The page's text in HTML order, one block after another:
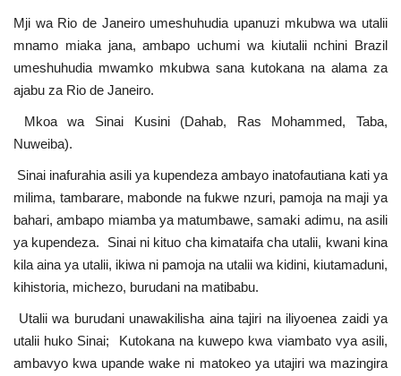
Udhamini wa Nasser
Nyaraka na Marejeleo
Waanzilishi
Nyaraka
Nafasi
Washiriki
Video
Mji wa Rio de Janeiro umeshuhudia upanuzi mkubwa wa utalii
mnamo miaka jana, ambapo uchumi wa kiutalii nchini Brazil
umeshuhudia mwamko mkubwa sana kutokana na alama za
ajabu za Rio de Janeiro.
Mkoa wa Sinai Kusini (Dahab, Ras Mohammed, Taba,
Nuweiba).
Sinai inafurahia asili ya kupendeza ambayo inatofautiana kati ya
milima, tambarare, mabonde na fukwe nzuri, pamoja na maji ya
bahari, ambapo miamba ya matumbawe, samaki adimu, na asili
ya kupendeza. Sinai ni kituo cha kimataifa cha utalii, kwani kina
kila aina ya utalii, ikiwa ni pamoja na utalii wa kidini, kiutamaduni,
kihistoria, michezo, burudani na matibabu.
Utalii wa burudani unawakilisha aina tajiri na iliyoenea zaidi ya
utalii huko Sinai; Kutokana na kuwepo kwa viambato vya asili,
ambavyo kwa upande wake ni matokeo ya utajiri wa mazingira